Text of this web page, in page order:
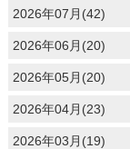
2026年07月(42)
2026年06月(20)
2026年05月(20)
2026年04月(23)
2026年03月(19)